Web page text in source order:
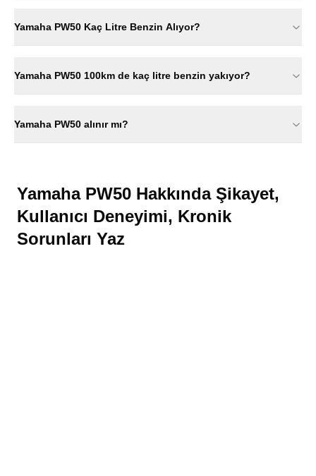
Yamaha PW50 Kaç Litre Benzin Alıyor?
Yamaha PW50 100km de kaç litre benzin yakıyor?
Yamaha PW50 alınır mı?
Yamaha PW50 Hakkında Şikayet,
Kullanıcı Deneyimi, Kronik
Sorunları Yaz